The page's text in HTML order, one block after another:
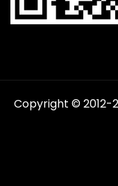
Copyright © 2012-